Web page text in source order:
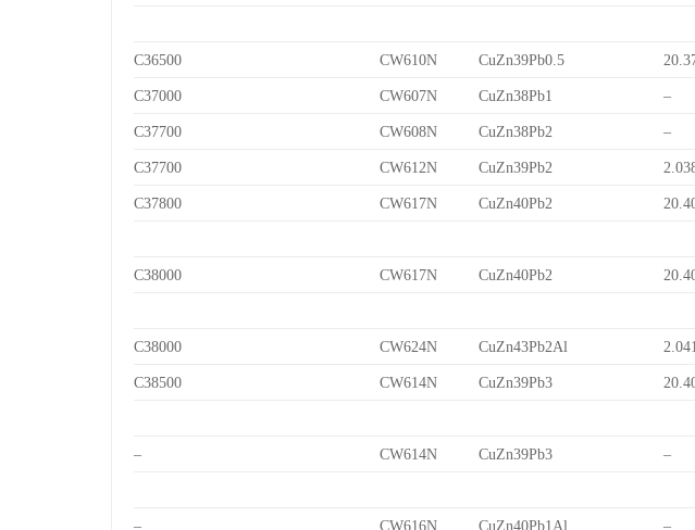
C36500 CW610N CuZn39Pb0.5
C37000 CW607N CuZn38Pb1 –
C37700 CW608N CuZn38Pb2 –
C37700 CW612N CuZn39Pb2
C37800 CW617N CuZn40Pb2
C38000 CW617N CuZn40Pb2
C38000 CW624N CuZn43Pb2Al 2.041
C38500 CW614N CuZn39Pb3
– CW614N CuZn39Pb3 –
– CW616N CuZn40Pb1Al –